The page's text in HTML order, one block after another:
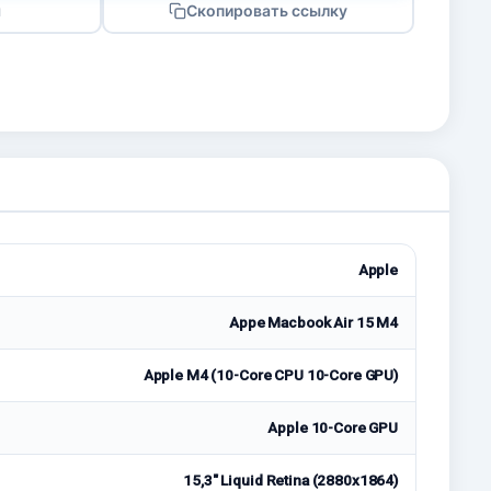
Скопировать ссылку
Apple
Appe Macbook Air 15 M4
Apple M4 (10-Core CPU 10-Core GPU)
Apple 10-Core GPU
15,3" Liquid Retina (2880x1864)